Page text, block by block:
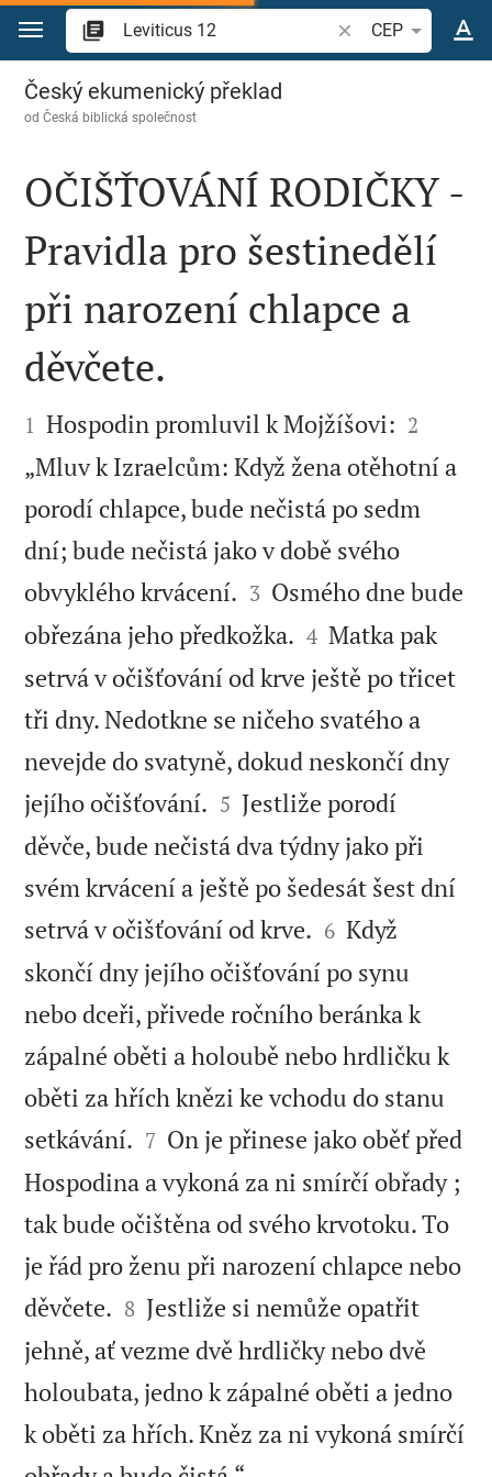
Přejít na obsah
Vyhledat biblický
CEP
Leviticus 12
Český ekumenický překlad
odČeská biblická společnost

OČIŠŤOVÁNÍ RODIČKY -
Pravidla pro šestinedělí
při narození chlapce a
děvčete.

1 Hospodin promluvil k Mojžíšovi: 

2
„Mluv k Izraelcům: Když žena otěhotní a
porodí chlapce, bude nečistá po sedm
dní; bude nečistá jako v době svého
obvyklého krvácení. 

3 Osmého dne bude
obřezána jeho předkožka. 

4 Matka pak
setrvá v očišťování od krve ještě po třicet
tři dny. Nedotkne se ničeho svatého a
nevejde do svatyně, dokud neskončí dny
jejího očišťování. 

5 Jestliže porodí
děvče, bude nečistá dva týdny jako při
svém krvácení a ještě po šedesát šest dní
setrvá v očišťování od krve. 

6 Když
skončí dny jejího očišťování po synu
nebo dceři, přivede ročního beránka k
zápalné oběti a holoubě nebo hrdličku k
oběti za hřích knězi ke vchodu do stanu
setkávání. 

7 On je přinese jako oběť před
Hospodina a vykoná za ni smírčí obřady ;
tak bude očištěna od svého krvotoku. To
je řád pro ženu při narození chlapce nebo
děvčete. 

8 Jestliže si nemůže opatřit
jehně, ať vezme dvě hrdličky nebo dvě
holoubata, jedno k zápalné oběti a jedno
k oběti za hřích. Kněz za ni vykoná smírčí